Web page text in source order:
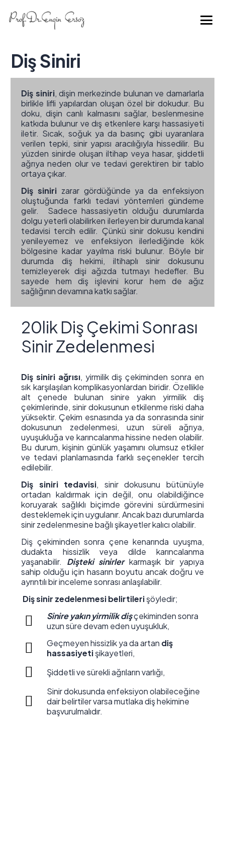
Diş Siniri
Diş siniri, dişin merkezinde bulunan ve damarlarla
birlikle lifli yapılardan oluşan özel bir dokudur. Bu
doku, dişin canlı kalmasını sağlar, beslenmesine
katkıda bulunur ve dış etkenlere karşı hassasiyeti
iletir. Sıcak, soğuk ya da basınç gibi uyaranlara
verilen tepki, sinir yapısı aracılığıyla hissedilir. Bu
yüzden sinirde oluşan iltihap veya hasar, şiddetli
ağrıya neden olur ve tedavi gerektiren bir tablo
ortaya çıkar.
Diş siniri zarar gördüğünde ya da enfeksiyon
oluştuğunda farklı tedavi yöntemleri gündeme
gelir. Sadece hassasiyetin olduğu durumlarda
dolgu yeterli olabilirken ilerleyen bir durumda kanal
tedavisi tercih edilir. Çünkü sinir dokusu kendini
yenileyemez ve enfeksiyon ilerlediğinde kök
bölgesine kadar yayılma riski bulunur. Böyle bir
durumda diş hekimi, iltihaplı sinir dokusunu
temizleyerek dişi ağızda tutmayı hedefler. Bu
sayede hem diş işlevini korur hem de ağız
sağlığının devamına katkı sağlar.
20lik Diş Çekimi Sonrası
Sinir Zedelenmesi
Diş siniri ağrısı, yirmilik diş çekiminden sonra en
sık karşılaşılan komplikasyonlardan biridir. Özellikle
alt çenede bulunan sinire yakın yirmilik diş
çekimlerinde, sinir dokusunun etkilenme riski daha
yüksektir. Çekim esnasında ya da sonrasında sinir
dokusunun zedelenmesi, uzun süreli ağrıya,
uyuşukluğa ve karıncalanma hissine neden olabilir.
Bu durum, kişinin günlük yaşamını olumsuz etkiler
ve tedavi planlamasında farklı seçenekler tercih
edilebilir.
Diş siniri tedavisi, sinir dokusunu bütünüyle
ortadan kaldırmak için değil, onu olabildiğince
koruyarak sağlıklı biçimde görevini sürdürmesini
desteklemek için uygulanır. Ancak bazı durumlarda
sinir zedelenmesine bağlı şikayetler kalıcı olabilir.
Diş çekiminden sonra çene kenarında uyuşma,
dudakta hissizlik veya dilde karıncalanma
yaşanabilir. Dişteki sinirlerkarmaşık bir yapıya
sahip olduğu için hasarın boyutu ancak doğru ve
ayrıntılı bir inceleme sonrası anlaşılabilir.
Diş sinir zedelenmesi belirtilerişöyledir;
Sinire yakın yirmilik dişçekiminden sonra
uzun süre devam eden uyuşukluk,
Geçmeyen hissizlik ya da artan diş
hassasiyetişikayetleri,
Şiddetli ve sürekli ağrıların varlığı,
Sinir dokusunda enfeksiyon olabileceğine
dair belirtiler varsa mutlaka diş hekimine
başvurulmalıdır.